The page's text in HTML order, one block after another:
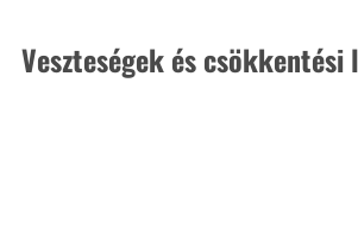
Veszteségek és